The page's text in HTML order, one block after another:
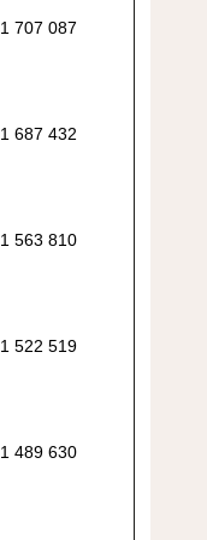
1 707 087
1 687 432
1 563 810
1 522 519
1 489 630